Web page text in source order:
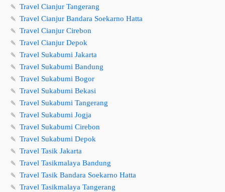
🍡 Travel Cianjur Tangerang
🍡 Travel Cianjur Bandara Soekarno Hatta
🍡 Travel Cianjur Cirebon
🍡 Travel Cianjur Depok
🍡 Travel Sukabumi Jakarta
🍡 Travel Sukabumi Bandung
🍡 Travel Sukabumi Bogor
🍡 Travel Sukabumi Bekasi
🍡 Travel Sukabumi Tangerang
🍡 Travel Sukabumi Jogja
🍡 Travel Sukabumi Cirebon
🍡 Travel Sukabumi Depok
🍡 Travel Tasik Jakarta
🍡 Travel Tasikmalaya Bandung
🍡 Travel Tasik Bandara Soekarno Hatta
🍡 Travel Tasikmalaya Tangerang